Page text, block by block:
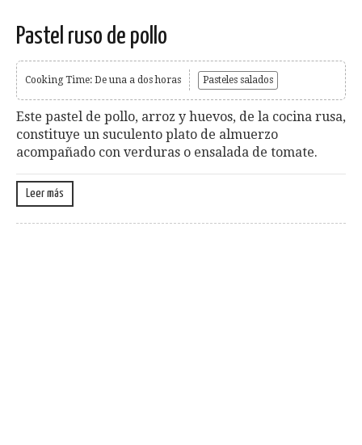
Pastel ruso de pollo
Cooking Time: De una a dos horas Pasteles salados
Este pastel de pollo, arroz y huevos, de la cocina rusa,
constituye un suculento plato de almuerzo
acompañado con verduras o ensalada de tomate.
Leer más